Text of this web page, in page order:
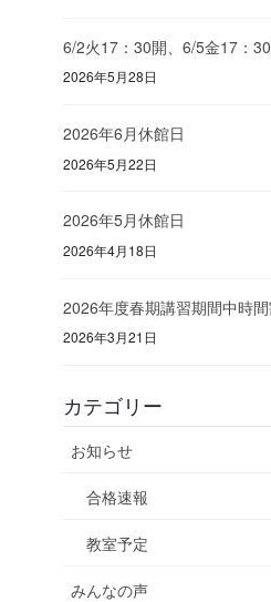
6/2火17：30開、6/5金17：
2026年5月28日
2026年6月休館日
2026年5月22日
2026年5月休館日
2026年4月18日
2026年度春期講習期間中時
2026年3月21日
カテゴリー
お知らせ
合格速報
教室予定
みんなの声